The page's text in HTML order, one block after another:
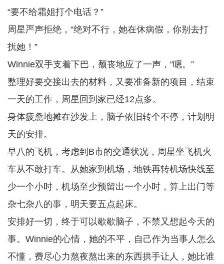
“要不给霜姐打个电话？”
周星严声拒绝，“绝对不行，她在休病假，你别去打
扰她！”
Winnie双手支着下巴，颓丧地应了一声，“嗯。”
整理好要交接出去的材料，又要准备新的项目，结束
一天的工作，周星回到家已经12点多。
身体疲惫地摊在沙发上，脑子依旧转个不停，计划明
天的安排。
早八的飞机，考虑到B市的交通状况，周星坐飞机火
车从不敢打车。从她家到机场，地铁再转机场快线至
少一个小时，机场至少预留出一个小时，算上出门等
杂七杂八的事，明天要五点起床。
安排好一切，终于可以歇歇脑子，不禁又想起今天的
事。Winnie的心情，她的不平，自己作为当事人怎么
不懂，费尽心力熬夜熬出来的东西拱手让人，她比谁